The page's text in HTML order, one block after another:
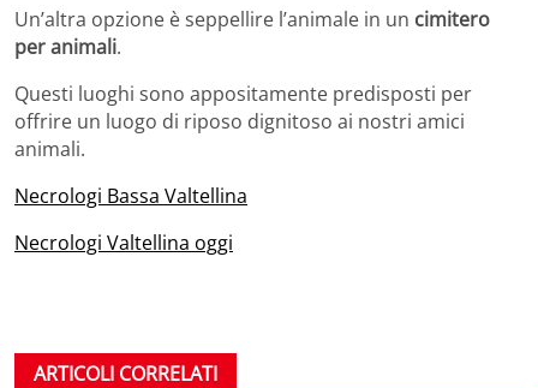
Un’altra opzione è seppellire l’animale in un cimitero
per animali.
Questi luoghi sono appositamente predisposti per
offrire un luogo di riposo dignitoso ai nostri amici
animali.
Necrologi Bassa Valtellina
Necrologi Valtellina oggi
ARTICOLI CORRELATI